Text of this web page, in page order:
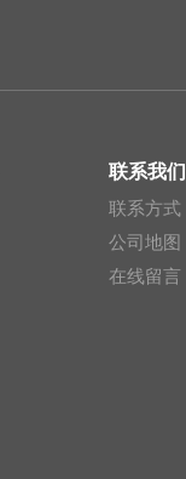
联系我们
联系方式
公司地图
在线留言